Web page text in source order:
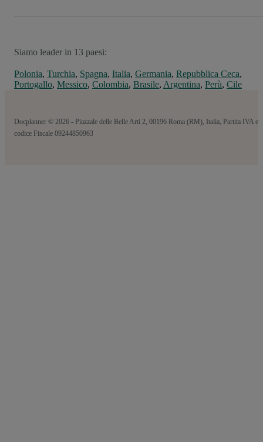
Siamo leader in 13 paesi:
Polonia, Turchia, Spagna, Italia, Germania, Repubblica Ceca,
Portogallo, Messico, Colombia, Brasile, Argentina, Perù, Cile
Docplanner © 2026 - Piazzale delle Belle Arti 2, 00196 Roma (RM), Italia, Partita IVA e
codice Fiscale 09244850963